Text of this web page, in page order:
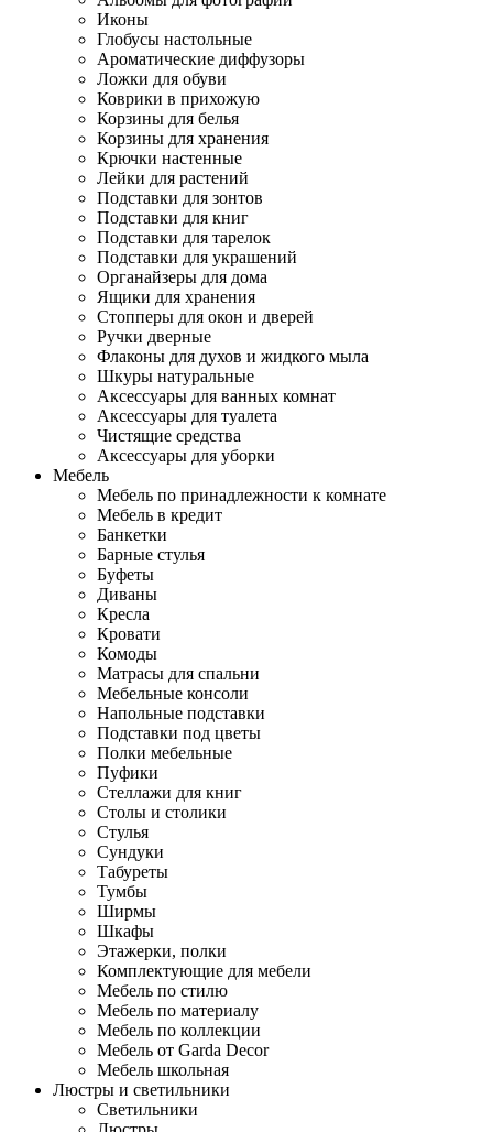
Иконы
Глобусы настольные
Ароматические диффузоры
Ложки для обуви
Коврики в прихожую
Корзины для белья
Корзины для хранения
Крючки настенные
Лейки для растений
Подставки для зонтов
Подставки для книг
Подставки для тарелок
Подставки для украшений
Органайзеры для дома
Ящики для хранения
Стопперы для окон и дверей
Ручки дверные
Флаконы для духов и жидкого мыла
Шкуры натуральные
Аксессуары для ванных комнат
Аксессуары для туалета
Чистящие средства
Аксессуары для уборки
Мебель
Мебель по принадлежности к комнате
Мебель в кредит
Банкетки
Барные стулья
Буфеты
Диваны
Кресла
Кровати
Комоды
Матрасы для спальни
Мебельные консоли
Напольные подставки
Подставки под цветы
Полки мебельные
Пуфики
Стеллажи для книг
Столы и столики
Стулья
Сундуки
Табуреты
Тумбы
Ширмы
Шкафы
Этажерки, полки
Комплектующие для мебели
Мебель по стилю
Мебель по материалу
Мебель по коллекции
Мебель от Garda Decor
Мебель школьная
Люстры и светильники
Светильники